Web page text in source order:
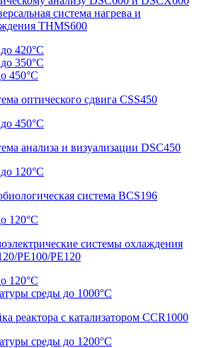
система нагрева и
THMS600
420°C
350°C
450°C
оптического сдвига CSS450
450°C
анализа и визуализации DSC450
120°C
система BCS196
120°C
системы охлаждения
PE100/PE120
120°C
среды до 1000°C
реактора с катализатором CCR1000
среды до 1200°C